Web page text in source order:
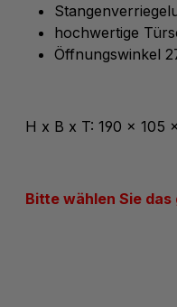
hochwertige
Öffnungswinkel
H x B x T: 190 x 105
Bitte wählen Sie